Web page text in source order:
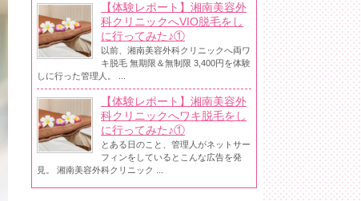
【体験レポート】湘南美容外
科クリニックへVIO脱毛をし
に行ってみた♪①
以前、湘南美容外科クリニックへ両ワ
キ脱毛 無期限＆無制限 3,400円を体験
しに行った管理人。 ...
【体験レポート】湘南美容外
科クリニックへワキ脱毛をし
に行ってみた♪①
とある日のこと、管理人がネットサー
フィンをしているとこんな広告を発
見。 湘南美容外科クリニック ...